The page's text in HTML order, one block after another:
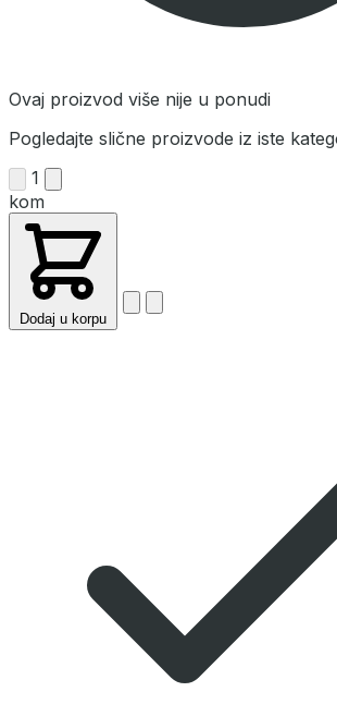
Ovaj proizvod više nije u ponudi
Pogledajte slične proizvode iz iste
1
kom
Dodaj u korpu